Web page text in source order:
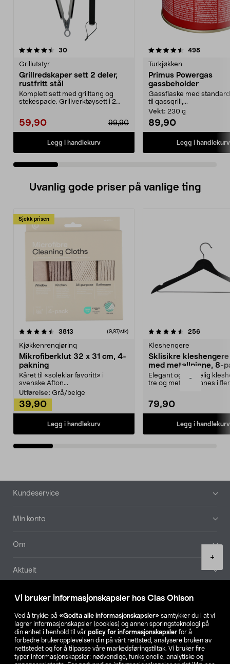
Vi bruker informasjonskapsler hos Clas Ohlson
Ved å trykke på «Godta alle informasjonskapsler» samtykker du i at vi
lagrer informasjonskapsler (cookies) og annen sporingsteknologi på
din enhet i henhold til vår policy for informasjonskapsler for å
forbedre brukeropplevelsen din på vårt nettsted, analysere bruken av
nettstedet og for å tilpasse våre markedsføringstiltak. Vi bruker fire
typer informasjonskapsler: nødvendige, funksjonelle, analytiske og
-
+
30anmeldelser
Grillutstyr
Grillredskaper sett 2 deler,
rustfritt stål
Komplett sett med grilltang og
stekespade. Grillverktøysett i 2
59,90 99,90
Legg i handlekurv
4.5 av 5 stjerner 498
Turkjøkken
Primus Powergas
gassbeholder
Gassflaske med
til gassgrill,...
Vekt: 230 g
89,90
Legg i handlekurv
4.0 av 5 stjerner
Uvanlig gode priser på vanlige ting
Sjekk prisen
3813 anmeldelser(9,97/stk)
Kjøkkenrengjøring
Mikrofiberklut 32 x 31 cm, 4-
pakning
Kåret til «soleklar favoritt» i
svenske Afton...
Utførelse: Grå/beige
39,90
Legg i handlekurv
4.5av 5 stjerner 256
Kleshengere
Sklisikre
med metallpinne, 8-
Elegant og skikkelig
tre og metall – finnes i
79,90
Legg i handlekurv
4.5av 5 stjerner
Bunntekst
Kundeservice
Min konto
Om
Aktuelt
Våre selskaper
Finn din butikk
SE NO FI